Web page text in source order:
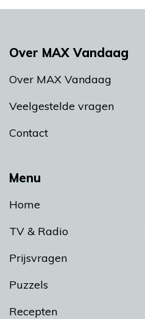
Menu
Home
TV & Radio
Prijsvragen
Puzzels
Recepten
Over MAX Vandaag
Over MAX Vandaag
Veelgestelde vragen
Contact